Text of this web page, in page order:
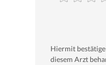
Hiermit
diesem Arzt